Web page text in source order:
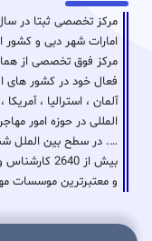
امارات شهر دبی و کشور
مرکز فوق تخصصی از
فعال خود در کشور های
آلمان ، استرالیا ،
المللی در حوزه امور
…. در سطح بین الملل
بیش از 2640
و معتبرترین موسسات